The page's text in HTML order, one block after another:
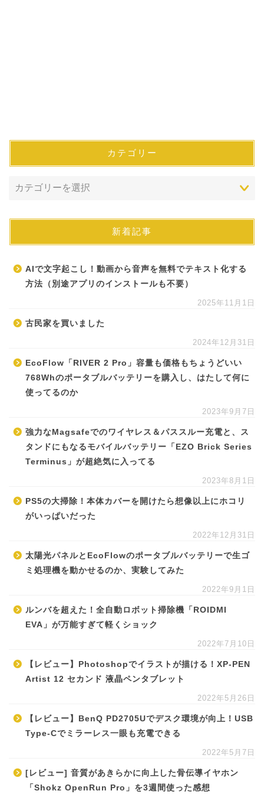
カテゴリー
新着記事
AIで文字起こし！動画から音声を無料でテキスト化する
方法（別途アプリのインストールも不要）
2025年11月1日
古民家を買いました
2024年12月31日
EcoFlow「RIVER 2 Pro」容量も価格もちょうどいい
768Whのポータブルバッテリーを購入し、はたして何に
使ってるのか
2023年9月7日
強力なMagsafeでのワイヤレス＆パススルー充電と、ス
タンドにもなるモバイルバッテリー「EZO Brick Series
Terminus」が超絶気に入ってる
2023年8月1日
PS5の大掃除！本体カバーを開けたら想像以上にホコリ
がいっぱいだった
2022年12月31日
太陽光パネルとEcoFlowのポータブルバッテリーで生ゴ
ミ処理機を動かせるのか、実験してみた
2022年9月1日
ルンバを超えた！全自動ロボット掃除機「ROIDMI
EVA」が万能すぎて軽くショック
2022年7月10日
【レビュー】Photoshopでイラストが描ける！XP-PEN
Artist 12 セカンド 液晶ペンタブレット
2022年5月26日
【レビュー】BenQ PD2705Uでデスク環境が向上！USB
Type-Cでミラーレス一眼も充電できる
2022年5月7日
[レビュー] 音質があきらかに向上した骨伝導イヤホン
「Shokz OpenRun Pro」を3週間使った感想